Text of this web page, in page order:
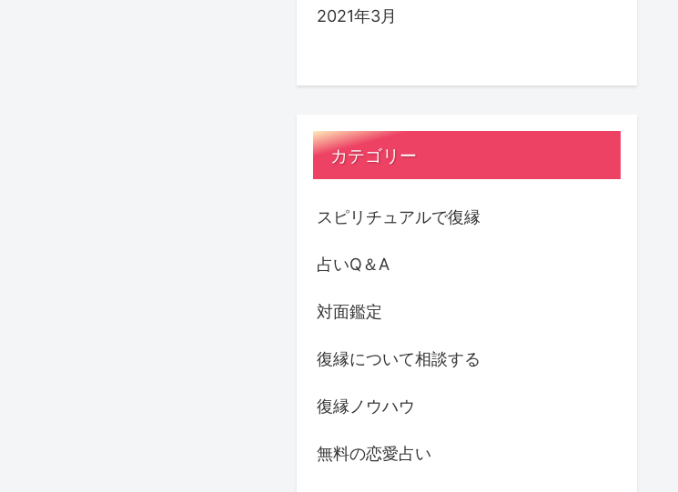
2021年3月
カテゴリー
スピリチュアルで復縁
占いQ＆A
対面鑑定
復縁について相談する
復縁ノウハウ
無料の恋愛占い